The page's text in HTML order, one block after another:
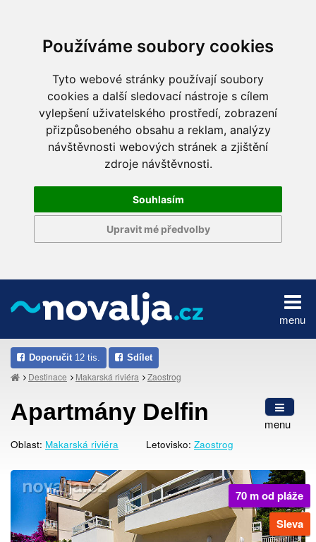
Používáme soubory cookies
Tyto webové stránky používají soubory
cookies a další sledovací nástroje s cílem
vylepšení uživatelského prostředí, zobrazení
přizpůsobeného obsahu a reklam, analýzy
návštěvnosti webových stránek a zjištění
zdroje návštěvnosti.
Souhlasím
Upravit mé předvolby
menu
Doporučit 12 tis. Sdílet
Destinace Makarská riviéra Zaostrog
menu
Apartmány Delfin
Oblast: Makarská riviéra Letovisko: Zaostrog
70 m od pláže
Sleva